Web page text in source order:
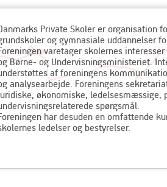
Private Skoler er organisation
og gymnasiale uddannelser
varetager skolernes
Børne- og Undervisningsministeriet.
af foreningens
analysearbejde. Foreningens
økonomiske, ledelsesmæssige,
spørgsmål.
har desuden en omfattende
ledelser og bestyrelser.